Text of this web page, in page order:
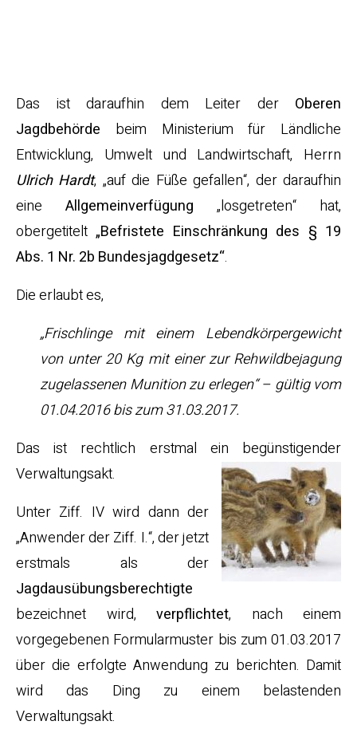
Das ist daraufhin dem Leiter der Oberen
Jagdbehörde beim Ministerium für Ländliche
Entwicklung, Umwelt und Landwirtschaft, Herrn
Ulrich Hardt, „auf die Füße gefallen“, der daraufhin
eine Allgemeinverfügung „losgetreten“ hat,
obergetitelt„Befristete Einschränkung des § 19
Abs. 1 Nr. 2b Bundesjagdgesetz“.
Die erlaubt es,
„Frischlinge mit einem Lebendkörpergewicht
von unter 20 Kg mit einer zur Rehwildbejagung
zugelassenen Munition zu erlegen“ – gültig vom
01.04.2016 bis zum 31.03.2017.
Das ist rechtlich erstmal ein begünstigender
Verwaltungsakt.
Unter Ziff. IV wird dann der
„Anwender der Ziff. I.“, der jetzt
erstmals als der
Jagdausübungsberechtigte
bezeichnet wird, verpflichtet, nach einem
vorgegebenen Formularmuster bis zum 01.03.2017
über die erfolgte Anwendung zu berichten. Damit
wird das Ding zu einem belastenden
Verwaltungsakt.